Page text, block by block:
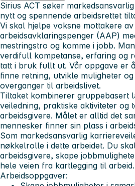
Sirius ACT søker
nytt og spennende arbeidsrettet
Vi skal hjelpe voksne mottakere av
arbeidsavklaringspenger (AAP)
mestringstro og komme i jobb.
verdifull kompetanse, erfaring og
tatt i bruk fullt ut. Vår oppgave er
finne retning, utvikle muligheter
overganger til arbeidslivet.
Tiltaket kombinerer gruppebasert
veiledning, praktiske aktiviteter og
arbeidsgivere. Målet er alltid det
mennesker finner sin plass i
Som markedsansvarlig
nøkkelrolle i dette arbeidet. Du
arbeidsgivere, skape
hele veien fra kartlegging til arbeid.
Arbeidsoppgaver: